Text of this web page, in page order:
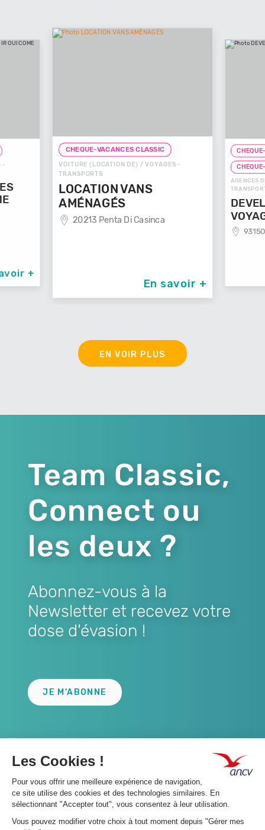
CHEQUE-VACANCES CLASSIC
VOITURE (LOCATION DE) / VOYAGES -
TRANSPORTS
LOCATION VANS
AMÉNAGÉS
20213 Penta Di Casinca
En savoir +
CHEQUE-
CHEQUE-
AGENCES DE
TRANSPORTS
VOYAGES
93150 Le Blanc
EN VOIR PLUS
Team Classic,
Connect ou
les deux ?
Abonnez-vous à la
Newsletter et recevez votre
dose d'évasion !
JE M'ABONNE